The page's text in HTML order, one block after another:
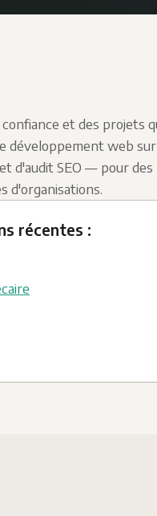
et des projets
développement web
d'audit SEO — pour des
d'organisations.
récentes :